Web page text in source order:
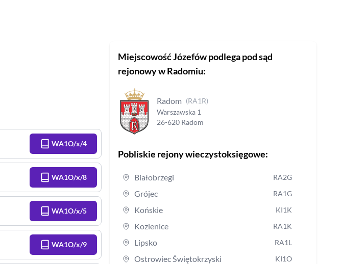
WA1O/x/4
WA1O/x/8
WA1O/x/5
WA1O/x/9
MiejscowośćJózefówpodlega pod sąd
rejonowyw Radomiu:
Radom (RA1R)
Warszawska 1
26-620 Radom
Pobliskie rejony wieczystoksięgowe:
Białobrzegi RA2G
Grójec RA1G
Końskie KI1K
Kozienice RA1K
Lipsko RA1L
Ostrowiec Świętokrzyski KI1O